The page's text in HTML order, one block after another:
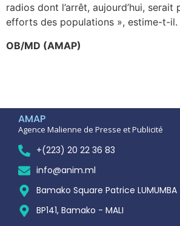
radios dont l’arrêt, aujourd’hui, serait
efforts des populations », estime-t-il.
OB/MD (AMAP)
AMAP
Agence Malienne de Presse et Publicité
+(223) 20 22 36 83
info@anim.ml
Bamako Square Patrice LUMUMBA
BP141, Bamako - MALI